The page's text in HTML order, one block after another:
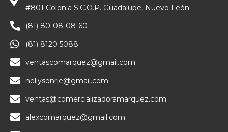
#801 Colonia S.C.O.P. Guadalupe, Nuevo León
(81) 80-08-08-60
(81) 8120 5088
ventascomarquez@gmail.com
nellysonrie@gmail.com
ventas@comercializadoramarquez.com
alexcomarquez@gmail.com